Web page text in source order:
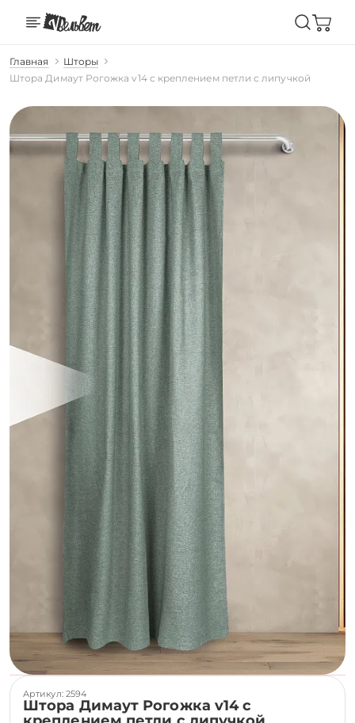
Главная
Шторы
Штора Димаут Рогожка v14 с креплением петли с липучкой
Артикул: 2594
Штора Димаут Рогожка v14 с